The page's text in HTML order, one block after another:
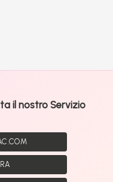
il nostro Servizio